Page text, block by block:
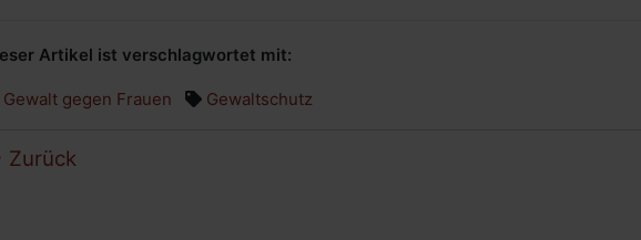
Artikel ist verschlagwortet mit:
Gewalt gegen Frauen Gewaltschutz
Zurück